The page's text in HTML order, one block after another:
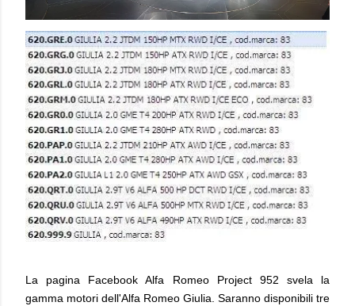
La pagina Facebook Alfa Romeo Project 952 svela la
gamma motori dell'Alfa Romeo Giulia. Saranno disponibili tre